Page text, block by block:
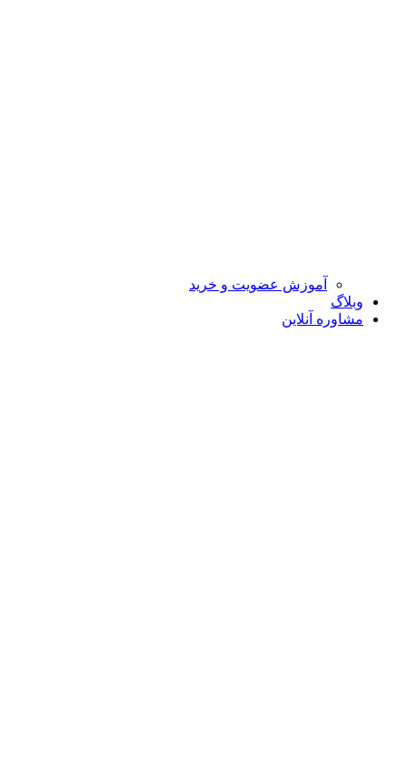
آموزش عضویت و خرید
وبلاگ
مشاوره آنلاین